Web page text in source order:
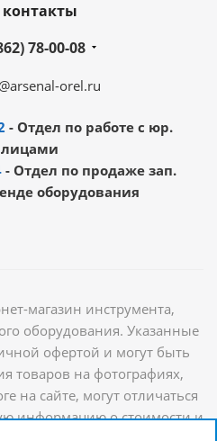
78-00-08
orel.ru
- Отдел по работе с юр.
лицами
- Отдел по продаже зап.
оборудования
магазин инструмента,
оборудования. Указанные
офертой и могут быть
товаров на фотографиях,
на сайте, могут отличаться
информацию о стоимости и